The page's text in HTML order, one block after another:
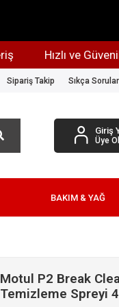
Hızlı ve Güvenilir
Sipariş Takip Sıkça
Giriş
Üye Ol
BAKIM & YAĞ
Motul P2 Break
Temizleme Spreyi